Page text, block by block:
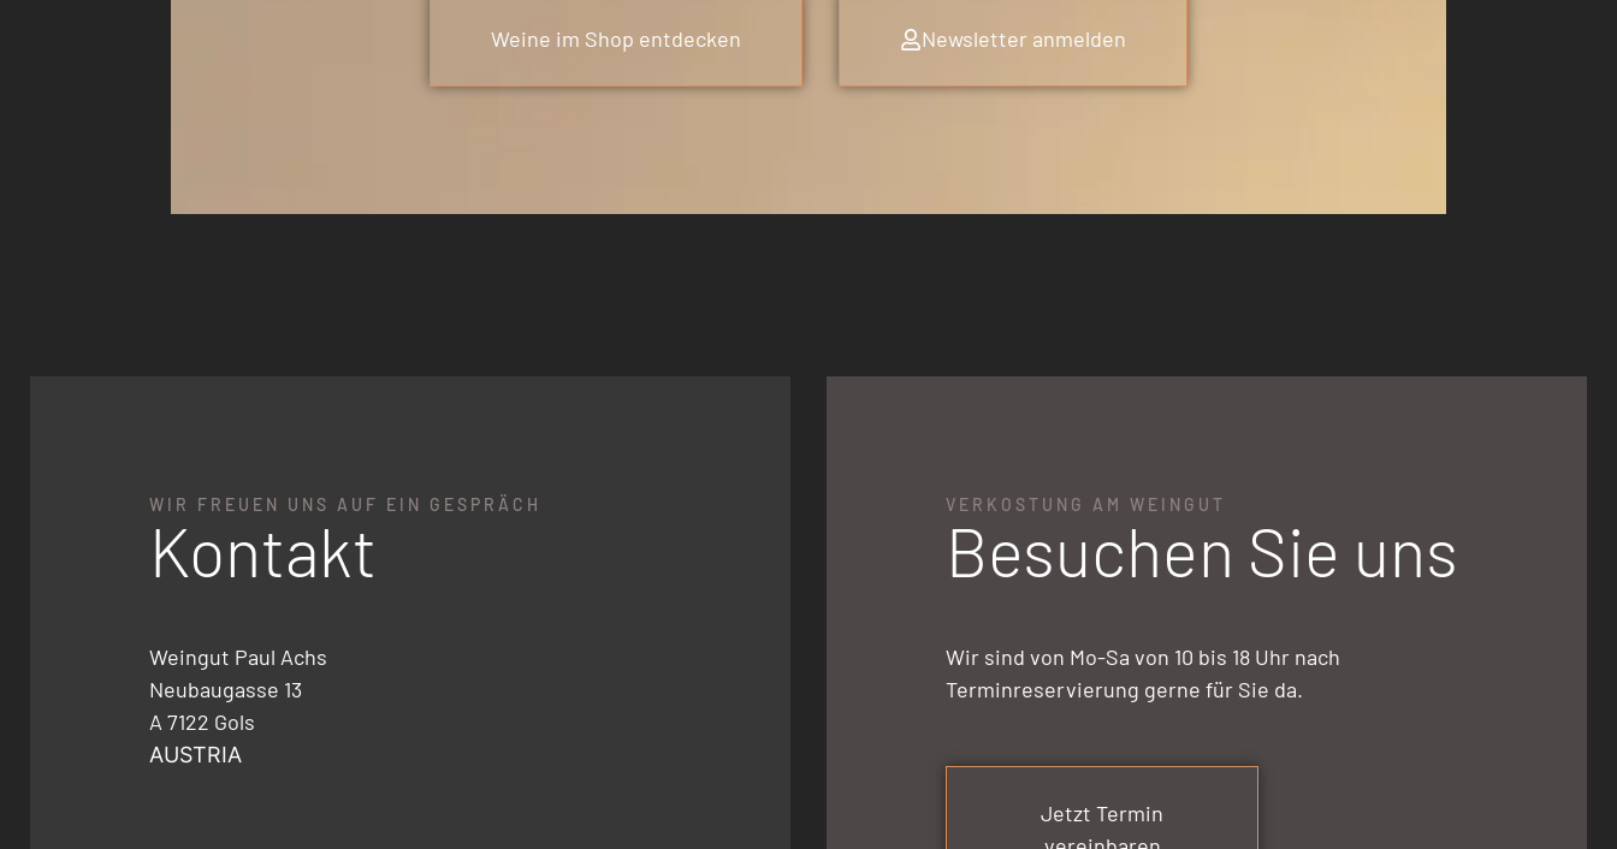
Weine im Shop entdecken Newsletter anmelden
WIR FREUEN UNS AUF EIN GESPRÄCH
Kontakt
Weingut Paul Achs
Neubaugasse 13
A 7122 Gols
AUSTRIA
VERKOSTUNG AM WEINGUT
Besuchen Sie uns
Wir sind von Mo-Sa von 10 bis 18 Uhr nach
Terminreservierung gerne für Sie da.
Jetzt Termin